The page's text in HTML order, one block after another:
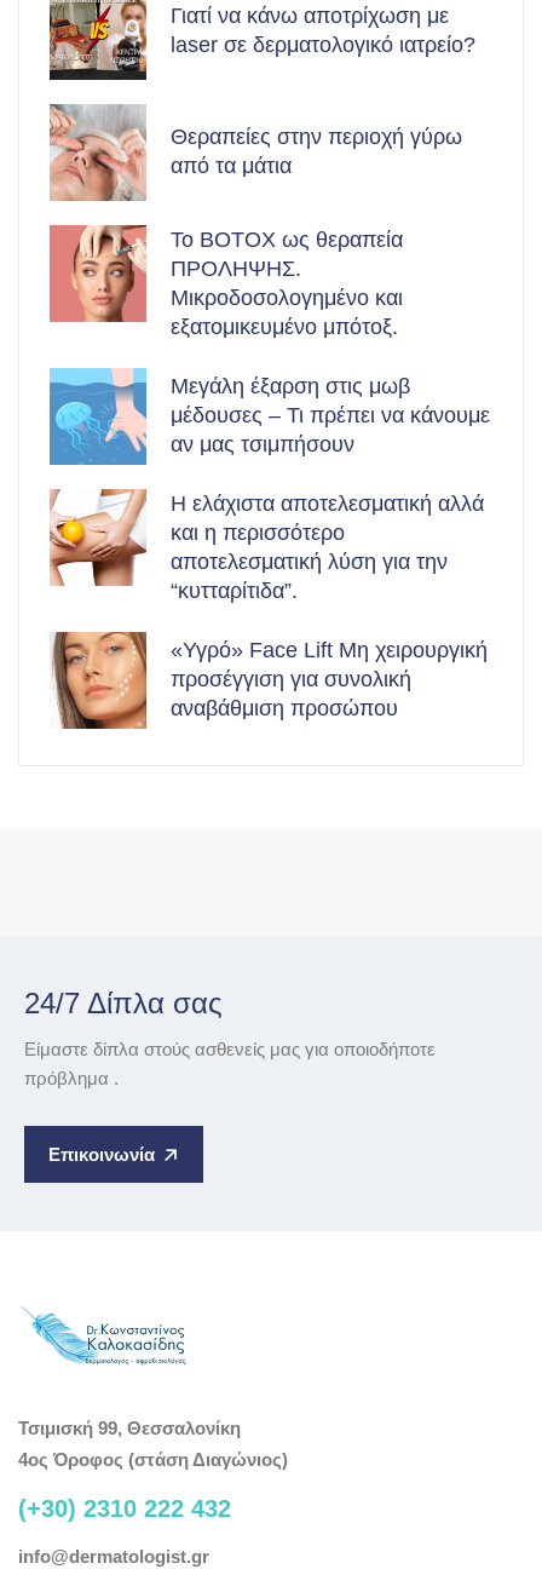
Γιατί να κάνω αποτρίχωση με
laser σε δερματολογικό ιατρείο?
Θεραπείες στην περιοχή γύρω
από τα μάτια
Το BOTOX ως θεραπεία
ΠΡΟΛΗΨΗΣ.
Μικροδοσολογημένο και
εξατομικευμένο μπότοξ.
Μεγάλη έξαρση στις μωβ
μέδουσες – Τι πρέπει να κάνουμε
αν μας τσιμπήσουν
Η ελάχιστα αποτελεσματική αλλά
και η περισσότερο
αποτελεσματική λύση για την
“κυτταρίτιδα”.
«Υγρό» Face Lift Μη χειρουργική
προσέγγιση για συνολική
αναβάθμιση προσώπου
24/7 Δίπλα σας
Είμαστε δίπλα στούς ασθενείς μας για οποιοδήποτε
πρόβλημα .
Επικοινωνία
Τσιμισκή 99, Θεσσαλονίκη
4ος Όροφος (στάση Διαγώνιος)
(+30) 2310 222 432
info@dermatologist.gr